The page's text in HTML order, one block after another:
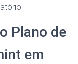
Plano de
em